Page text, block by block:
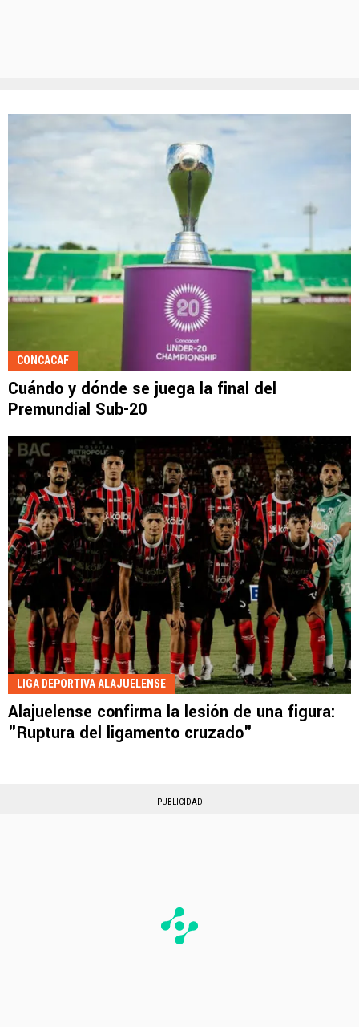
CONCACAF
Cuándo y dónde se juega la final del
Premundial Sub-20
LIGA DEPORTIVA ALAJUELENSE
Alajuelense confirma la lesión de una figura:
"Ruptura del ligamento cruzado"
PUBLICIDAD